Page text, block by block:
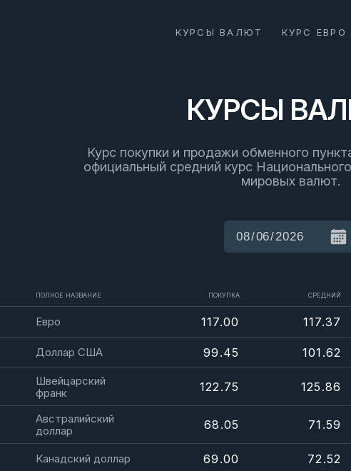
КУРСЫ ВАЛЮТ КУРС ЕВРО
КУРСЫ
Курс покупки и продажи обменного
официальный средний курс
мировых валют.
ПОЛНОЕ НАЗВАНИЕ ПОКУПКА СРЕДНИЙ
Евро 117.00 117.37
Доллар США 99.45 101.62
Швейцарский
франк
122.75 125.86
Австралийский
доллар
68.05 71.59
Канадский доллар 69.00 72.52